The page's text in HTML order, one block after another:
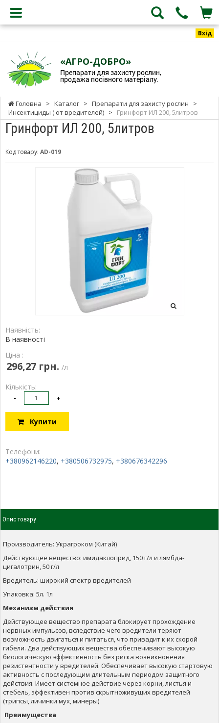
Вхід
«АГРО-ДОБРО»
Препарати для захисту рослин,
продажа посівного матеріалу.
Головна > Каталог > Препарати для захисту рослин
>
Инсектициды ( от вредителей) > Гринфорт ИЛ 200, 5литров
Гринфорт ИЛ 200, 5литров
Код товару: AD-019
Наявність:
В наявності
Ціна :
296,27 грн. /л
Кількість:
- +
Купити
Телефони:
+380962146220, +380506732975, +380676342296
Опис товару
Производитель: Украгроком (Китай)
Действующее вещество: имидаклоприд, 150 г/л и лямбда-
цигалотрин, 50 г/л
Вредитель: широкий спектр вредителей
Упаковка: 5л. 1л
Механизм действия
Действующее вещество препарата блокирует прохождение
нервных импульсов, вследствие чего вредители теряют
возможность двигаться и питаться, что привадит к их скорой
гибели. Два действующих вещества обеспечивают высокую
биологическую эффективность без риска возникновения
резистентности у вредителей. Обеспечивает высокую стартовую
активность с последующим длительным периодом защитного
действия. Имеет системное действие через корни, листья и
стебель, эффективен против скрытноживущих вредителей
(трипсы, личинки мух, минеры)
Преимущества